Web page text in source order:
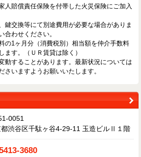
人賠償責任保険を付帯した火災保険にご加入
鍵交換等にて別途費用が必要な場合がありま
合わせください。
の1ヶ月分（消費税別）相当額を仲介手数料
ます。（ＵＲ賃貸は除く）
動することがあります。最新状況については
さいますようお願いいたします。
0051
渋谷区千駄ヶ谷4-29-11 玉造ビルⅡ１階
3680